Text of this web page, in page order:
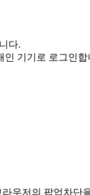
다.
인 기기로 로그인합
우저의 팝업차단